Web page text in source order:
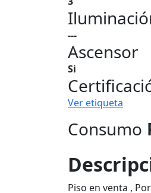
---
Ascensor
Si
Ver etiqueta
Consumo
Piso en venta ,